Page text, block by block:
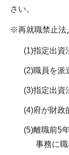
さい。
※再就職禁止法
(1)指定出資
(2)職員を派
(3)指定出資
(4)府が財政
(5)離職前5
事務に